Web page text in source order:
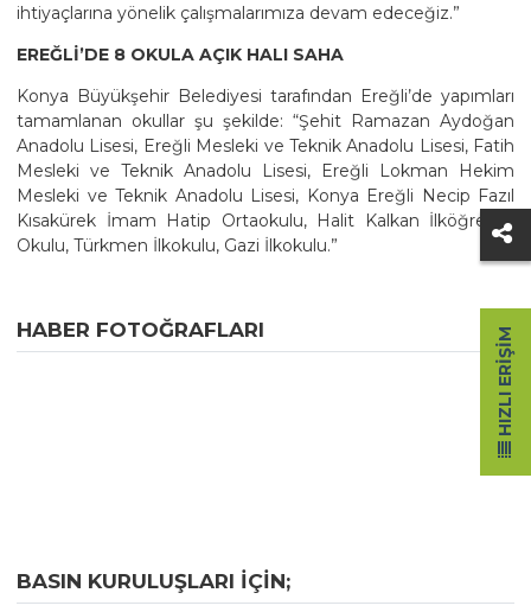
ihtiyaçlarına yönelik çalışmalarımıza devam edeceğiz.”
EREĞLİ’DE 8 OKULA AÇIK HALI SAHA
Konya Büyükşehir Belediyesi tarafından Ereğli’de yapımları
tamamlanan okullar şu şekilde: “Şehit Ramazan Aydoğan
Anadolu Lisesi, Ereğli Mesleki ve Teknik Anadolu Lisesi, Fatih
Mesleki ve Teknik Anadolu Lisesi, Ereğli Lokman Hekim
Mesleki ve Teknik Anadolu Lisesi, Konya Ereğli Necip Fazıl
Kısakürek İmam Hatip Ortaokulu, Halit Kalkan İlköğretim
Okulu, Türkmen İlkokulu, Gazi İlkokulu.”
HABER FOTOĞRAFLARI
BASIN KURULUŞLARI IÇIN;
HIZLI ERIŞIM